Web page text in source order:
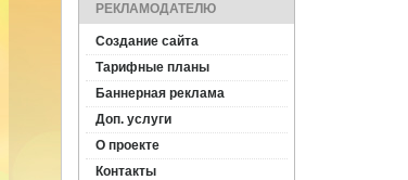
РЕКЛАМОДАТЕЛЮ
Создание сайта
Тарифные планы
Баннерная реклама
Доп. услуги
О проекте
Контакты